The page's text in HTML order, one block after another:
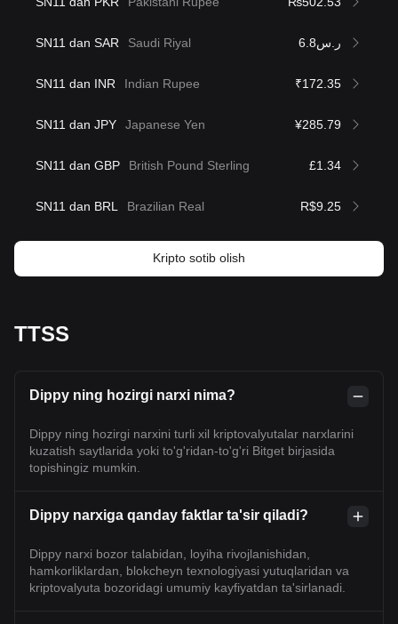
SN11 dan SAR Saudi Riyal ر.س6.8
SN11 dan INR Indian Rupee ₹172.35
SN11 dan JPY Japanese Yen ¥285.79
SN11 dan GBP British Pound Sterling £1.34
SN11 dan BRL Brazilian Real R$9.25
Kripto sotib olish
TTSS
Dippy ning hozirgi narxi nima?
Dippy ning hozirgi narxini turli xil kriptovalyutalar narxlarini
kuzatish saytlarida yoki to'g'ridan-to'g'ri Bitget birjasida
topishingiz mumkin.
Dippy narxiga qanday faktlar ta'sir qiladi?
Dippy narxi bozor talabidan, loyiha rivojlanishidan,
hamkorliklardan, blokcheyn texnologiyasi yutuqlaridan va
kriptovalyuta bozoridagi umumiy kayfiyatdan ta'sirlanadi.